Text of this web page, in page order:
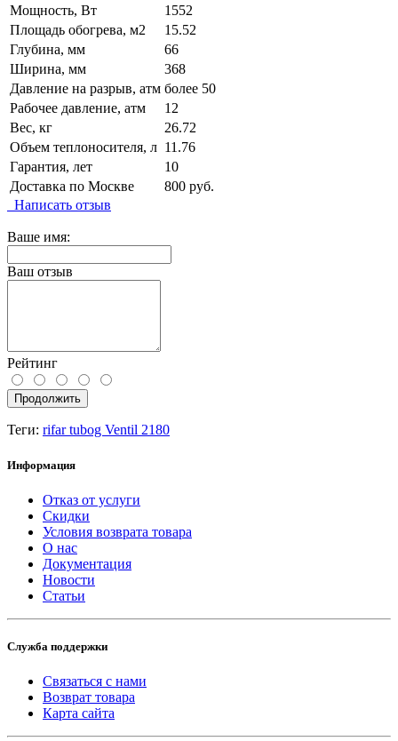
Мощность, Вт
1552
Площадь обогрева, м2
15.52
Глубина, мм
66
Ширина, мм
368
Давление на разрыв, атм более 50
Рабочее давление, атм
12
Вес, кг
26.72
Объем теплоносителя, л 11.76
Гарантия, лет
10
Доставка по Москве
800 руб.
Написать отзыв
Ваше имя:
Ваш отзыв
Рейтинг
Продолжить
Теги: rifar tubog Ventil 2180
Информация
Отказ от услуги
Скидки
Условия возврата товара
О нас
Документация
Новости
Статьи
Служба поддержки
Связаться с нами
Возврат товара
Карта сайта